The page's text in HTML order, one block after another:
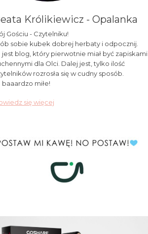
Królikiewicz - Opalanka
Gościu - Czytelniku!
sobie kubek dobrej herbaty i odpocznij.
jest blog, który pierwotnie miał być zapiskami
dla Olci. Dalej jest, tylko ilość
rozrosła się w cudny sposób.
baaardzo miłe!
się więcej